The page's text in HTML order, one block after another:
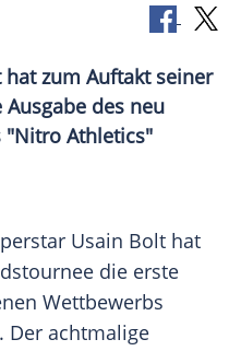
zum Auftakt seiner
des neu
"Nitro Athletics"
Usain Bolt hat
die erste
Wettbewerbs
Der achtmalige